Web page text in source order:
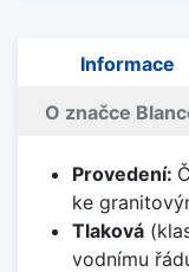
Informace
O značce
Provedení:
ke
Tlaková
vodnímu